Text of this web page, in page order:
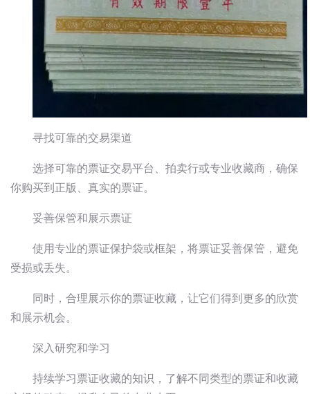
寻找可靠的交易渠道
选择可靠的票证交易平台、拍卖行或专业收藏商，确保
你购买到正版、真实的票证。
妥善保管和展示票证
使用专业的票证保护袋或框架，将票证妥善保管，避免
受损或丢失。
同时，合理展示你的票证收藏，让它们得到更多的欣赏
和展示机会。
深入研究和学习
持续学习票证收藏的知识，了解不同类型的票证和收藏